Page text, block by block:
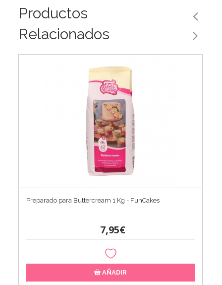
Productos
Relacionados
Preparado para Buttercream 1 Kg - FunCakes
7,95€
AÑADIR